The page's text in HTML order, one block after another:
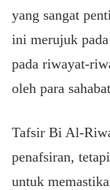
yang sangat
ini merujuk pada
pada riwayat-
oleh para sahabat
Tafsir Bi Al-
penafsiran, tetapi
untuk